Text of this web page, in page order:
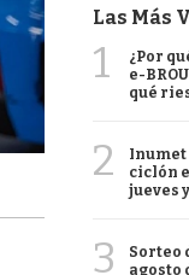
Las Más
1
¿Por
e-
qué
2
Inumet
ciclón
jueves
3
Sorteo
agosto